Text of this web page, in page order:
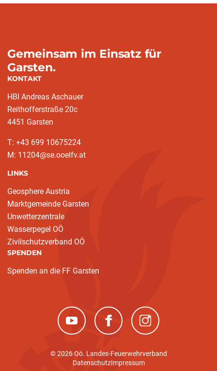
Gemeinsam im Einsatz für
Garsten.
KONTAKT
HBI Andreas Aschauer
Reithofferstraße 20c
4451 Garsten
T: ‭+43 699 10675224‬
M: 11204@se.ooelfv.at
LINKS
Geosphere Austria
Marktgemeinde Garsten
Unwetterzentrale
Wasserpegel OÖ
Zivilschutzverband OÖ
SPENDEN
Spenden an die FF Garsten
(neues Fenster)(neues Fenster)(neues Fenster)
© 2026 Oö. Landes-Feuerwehrverband
DatenschutzImpressum